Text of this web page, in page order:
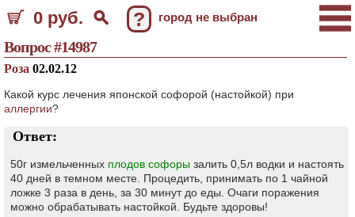
0 руб. ? город не выбран
Вопрос #14987
Роза 02.02.12
Какой курс лечения японской софорой (настойкой) при
аллергии?
Ответ:
50г измельченных плодов софоры залить 0,5л водки и настоять
40 дней в темном месте. Процедить, принимать по 1 чайной
ложке 3 раза в день, за 30 минут до еды. Очаги поражения
можно обрабатывать настойкой. Будьте здоровы!